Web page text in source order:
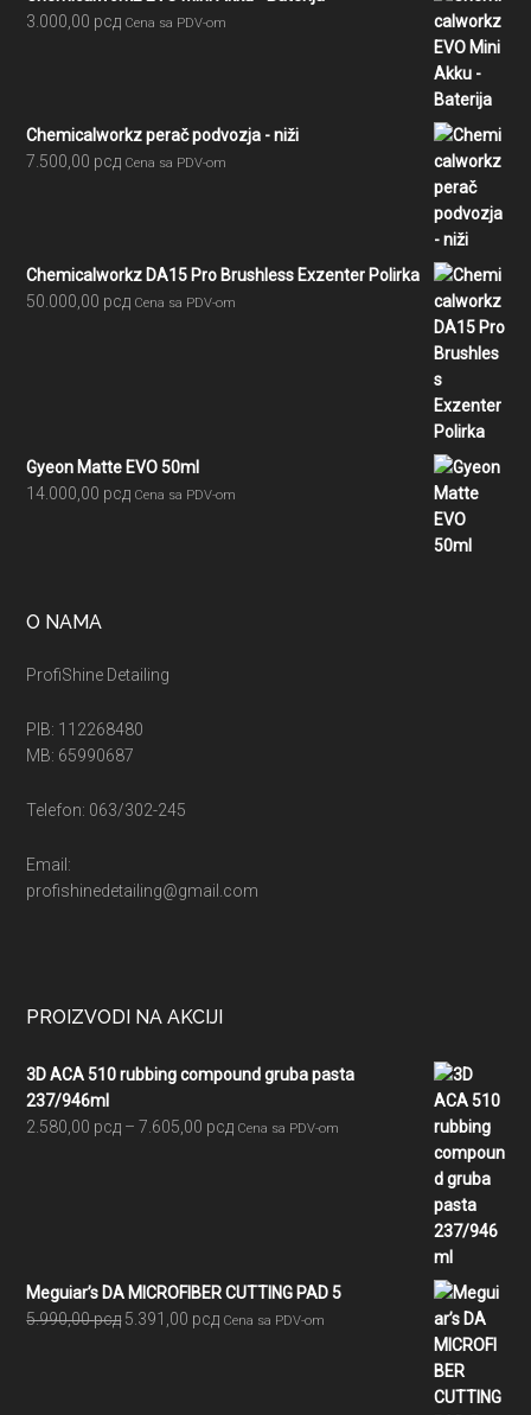
3.000,00 рсд Cena sa PDV-om
Chemicalworkz perač podvozja - niži
7.500,00 рсд Cena sa PDV-om
Chemicalworkz DA15 Pro Brushless Exzenter Polirka
50.000,00 рсд Cena sa PDV-om
Gyeon Matte EVO 50ml
14.000,00 рсд Cena sa PDV-om
O NAMA
ProfiShine Detailing
PIB: 112268480
MB: 65990687
Telefon: 063/302-245
Email:
profishinedetailing@gmail.com
PROIZVODI NA AKCIJI
3D ACA 510 rubbing compound gruba pasta
237/946ml
2.580,00 рсд – 7.605,00 рсдRaspon
Cena sa PDV-om
Meguiar’s DA MICROFIBER CUTTING PAD 5
5.990,00рсд Originalna
5.391,00 рсдTrenutna
Cena sa PDV-om